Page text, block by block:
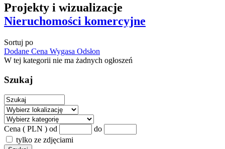
Projekty i wizualizacje
Nieruchomości komercyjne
Sortuj po
Dodane Cena Wygasa Odsłon
W tej kategorii nie ma żadnych ogłoszeń
Szukaj
Cena ( PLN ) od
do
tylko ze zdjęciami